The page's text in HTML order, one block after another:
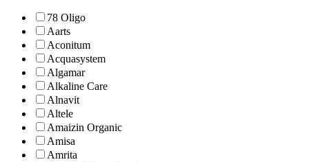
78 Oligo
Aarts
Aconitum
Acquasystem
Algamar
Alkaline Care
Alnavit
Altele
Amaizin Organic
Amisa
Amrita